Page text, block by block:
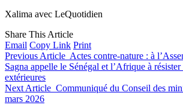
Xalima avec LeQuotidien
Share This Article
Email Copy Link Print
Previous Article Actes contre-nature : à
Sagna appelle le Sénégal et l’Afrique à
extérieures
Next Article Communiqué du Conseil des
mars 2026